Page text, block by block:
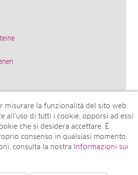
preciosas
misurare la funzionalità del sito web.
all’uso di tutti i cookie, opporsi ad essi
che si desidera accettare. È
consenso in qualsiasi momento.
consulta la nostra
Informazioni sui